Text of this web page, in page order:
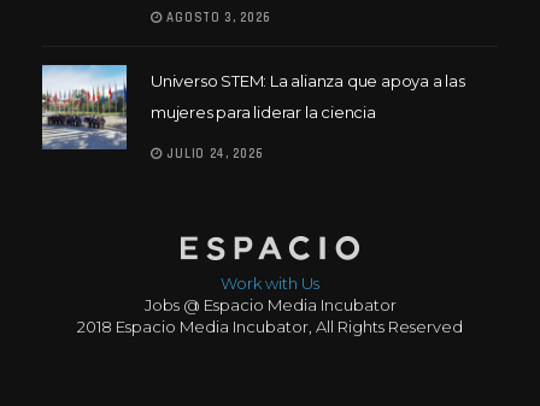
AGOSTO 3, 2026
Universo STEM: La alianza que apoya a las
mujeres para liderar la ciencia
JULIO 24, 2026
Work with Us
Jobs @ Espacio Media Incubator
2018 Espacio Media Incubator, All Rights Reserved